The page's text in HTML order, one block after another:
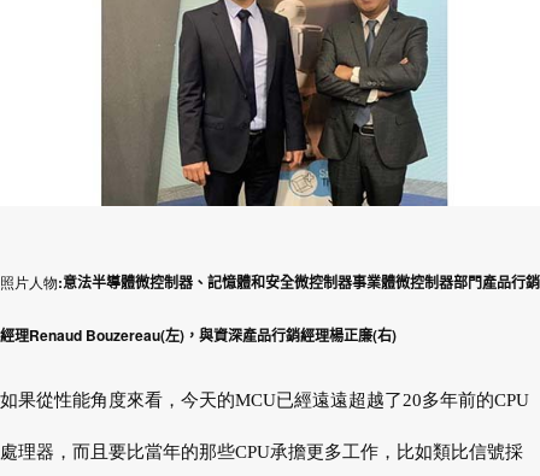
照片人物:意法半導體微控制器、記憶體和安全微控制器事業體微控制器部門產品行銷
經理Renaud Bouzereau(左) ，與資深產品行銷經理楊正廉(右)
如果從性能角度來看，今天的MCU已經遠遠超越了20多年前的CPU
處理器，而且要比當年的那些CPU承擔更多工作，比如類比信號採